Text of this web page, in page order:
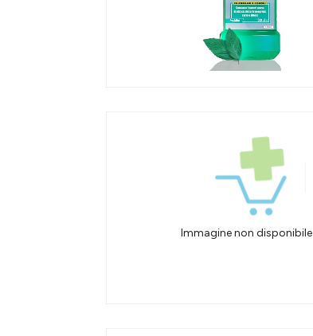
Immagine non disponibile